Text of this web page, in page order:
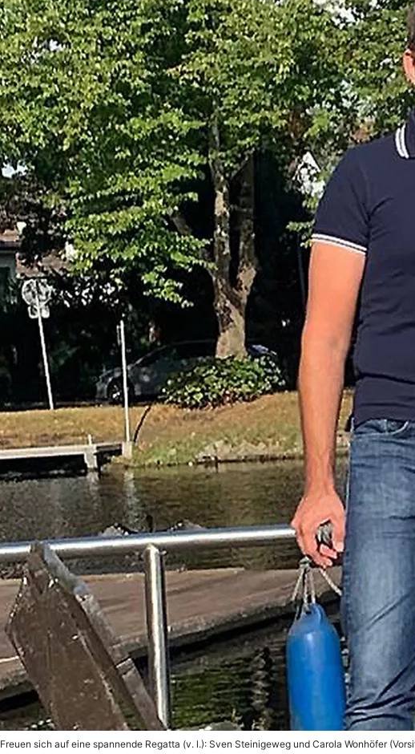
Freuen sich auf eine spannende Regatta (v. l.): Sven Steinigeweg und Carola Wonhöfer